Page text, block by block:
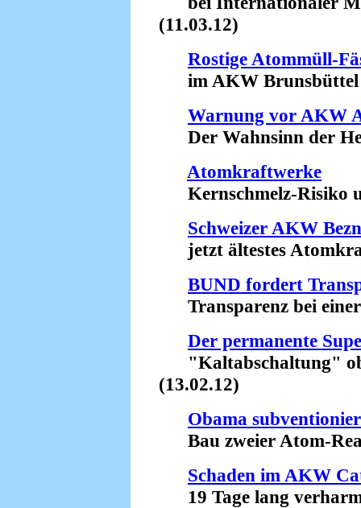
(11.03.12)
Rostige Atommüll-
im AKW Brunsbüttel
Warnung vor AKW
Der Wahnsinn der
Atomkraftwerke
Kernschmelz-Risiko
Schweizer AKW
jetzt ältestes
BUND fordert
Transparenz bei einer
Der permanente
"Kaltabschaltung"
(13.02.12)
Obama
Bau zweier Atom-
Schaden im AKW
19 Tage lang